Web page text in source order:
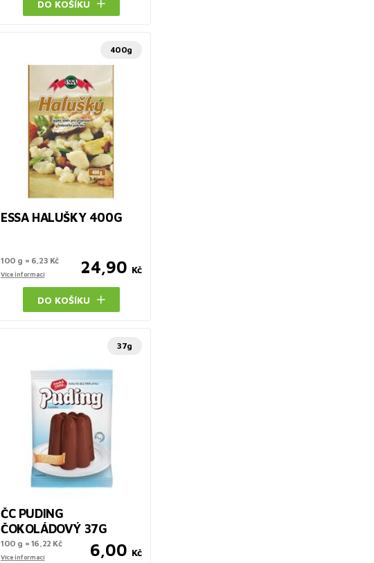
DO KOŠÍKU
400g
ESSA HALUŠKY 400G
100 g = 6,23 Kč
Více informací 24,90 Kč
DO KOŠÍKU
37g
ČC PUDING
ČOKOLÁDOVÝ 37G
100 g = 16,22 Kč
Více informací 6,00 Kč